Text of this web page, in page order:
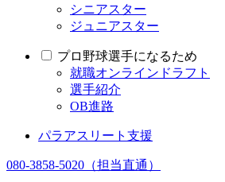
シニアスター
ジュニアスター
プロ野球選手になるため
就職オンラインドラフト
選手紹介
OB進路
パラアスリート支援
080-3858-5020 （担当直通）